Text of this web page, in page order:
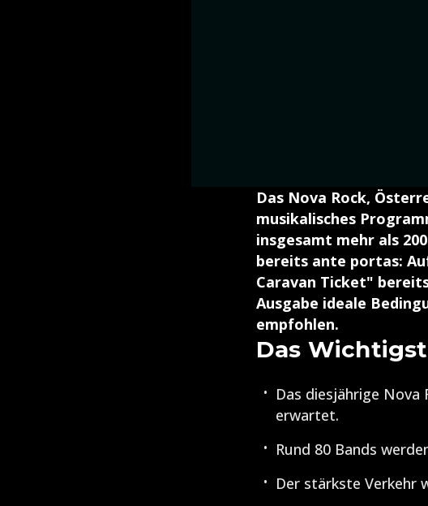
Das Nova Rock,
musikalisches
insgesamt mehr als
bereits ante portas:
Caravan Ticket"
Ausgabe ideale
empfohlen.
Das
Das diesjährige Nova
erwartet.
Rund 80 Bands
Der stärkste Verkehr